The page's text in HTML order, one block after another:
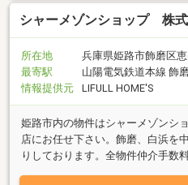
シャーメゾンショップ 株
所在地
兵庫県姫路市飾磨区
最寄駅
山陽電気鉄道本線 飾
情報提供元
LIFULL HOME'S
姫路市内の物件はシャーメゾンシ
店にお任せ下さい。飾磨、白浜を
りしております。全物件仲介手数